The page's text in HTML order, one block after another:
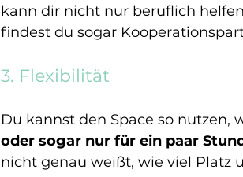
kann dir nicht nur beruflich
findest du sogar
3. Flexibilität
Du kannst den Space so nutzen,
oder sogar nur für ein paar
nicht genau weißt, wie viel Platz